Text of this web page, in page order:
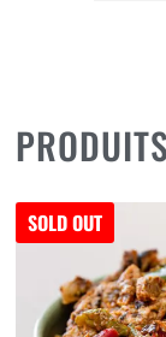
SOLD OUT